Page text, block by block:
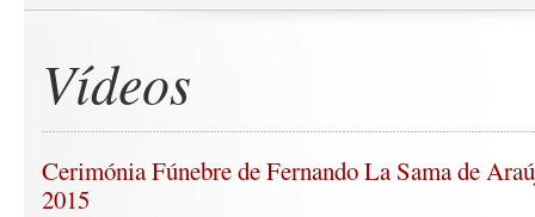
Vídeos
Cerimónia Fúnebre de Fernando La Sama de
2015